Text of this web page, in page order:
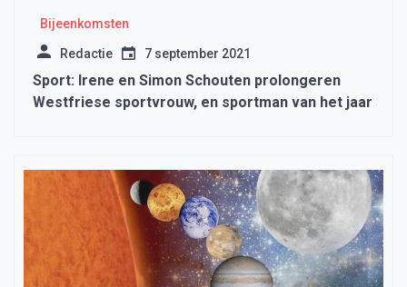
Bijeenkomsten
Redactie 7 september 2021
Sport: Irene en Simon Schouten prolongeren
Westfriese sportvrouw, en sportman van het jaar